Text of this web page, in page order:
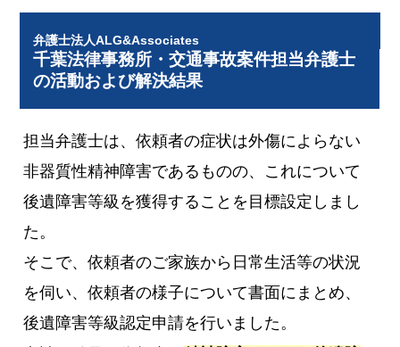
弁護士法人ALG&Associates
千葉法律事務所・交通事故案件担当弁護士
の活動および解決結果
担当弁護士は、依頼者の症状は外傷によらない
非器質性精神障害であるものの、これについて
後遺障害等級を獲得することを目標設定しまし
た。
そこで、依頼者のご家族から日常生活等の状況
を伺い、依頼者の様子について書面にまとめ、
後遺障害等級認定申請を行いました。